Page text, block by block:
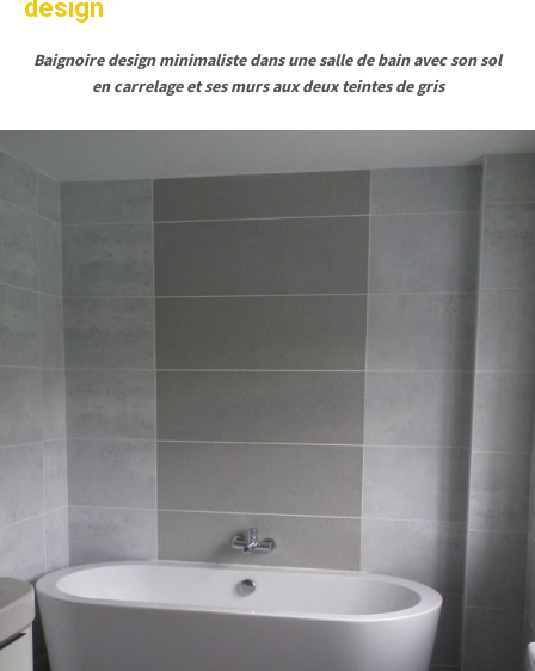
design
Baignoire design minimaliste dans une salle de bain avec son sol
en carrelage et ses murs aux deux teintes de gris